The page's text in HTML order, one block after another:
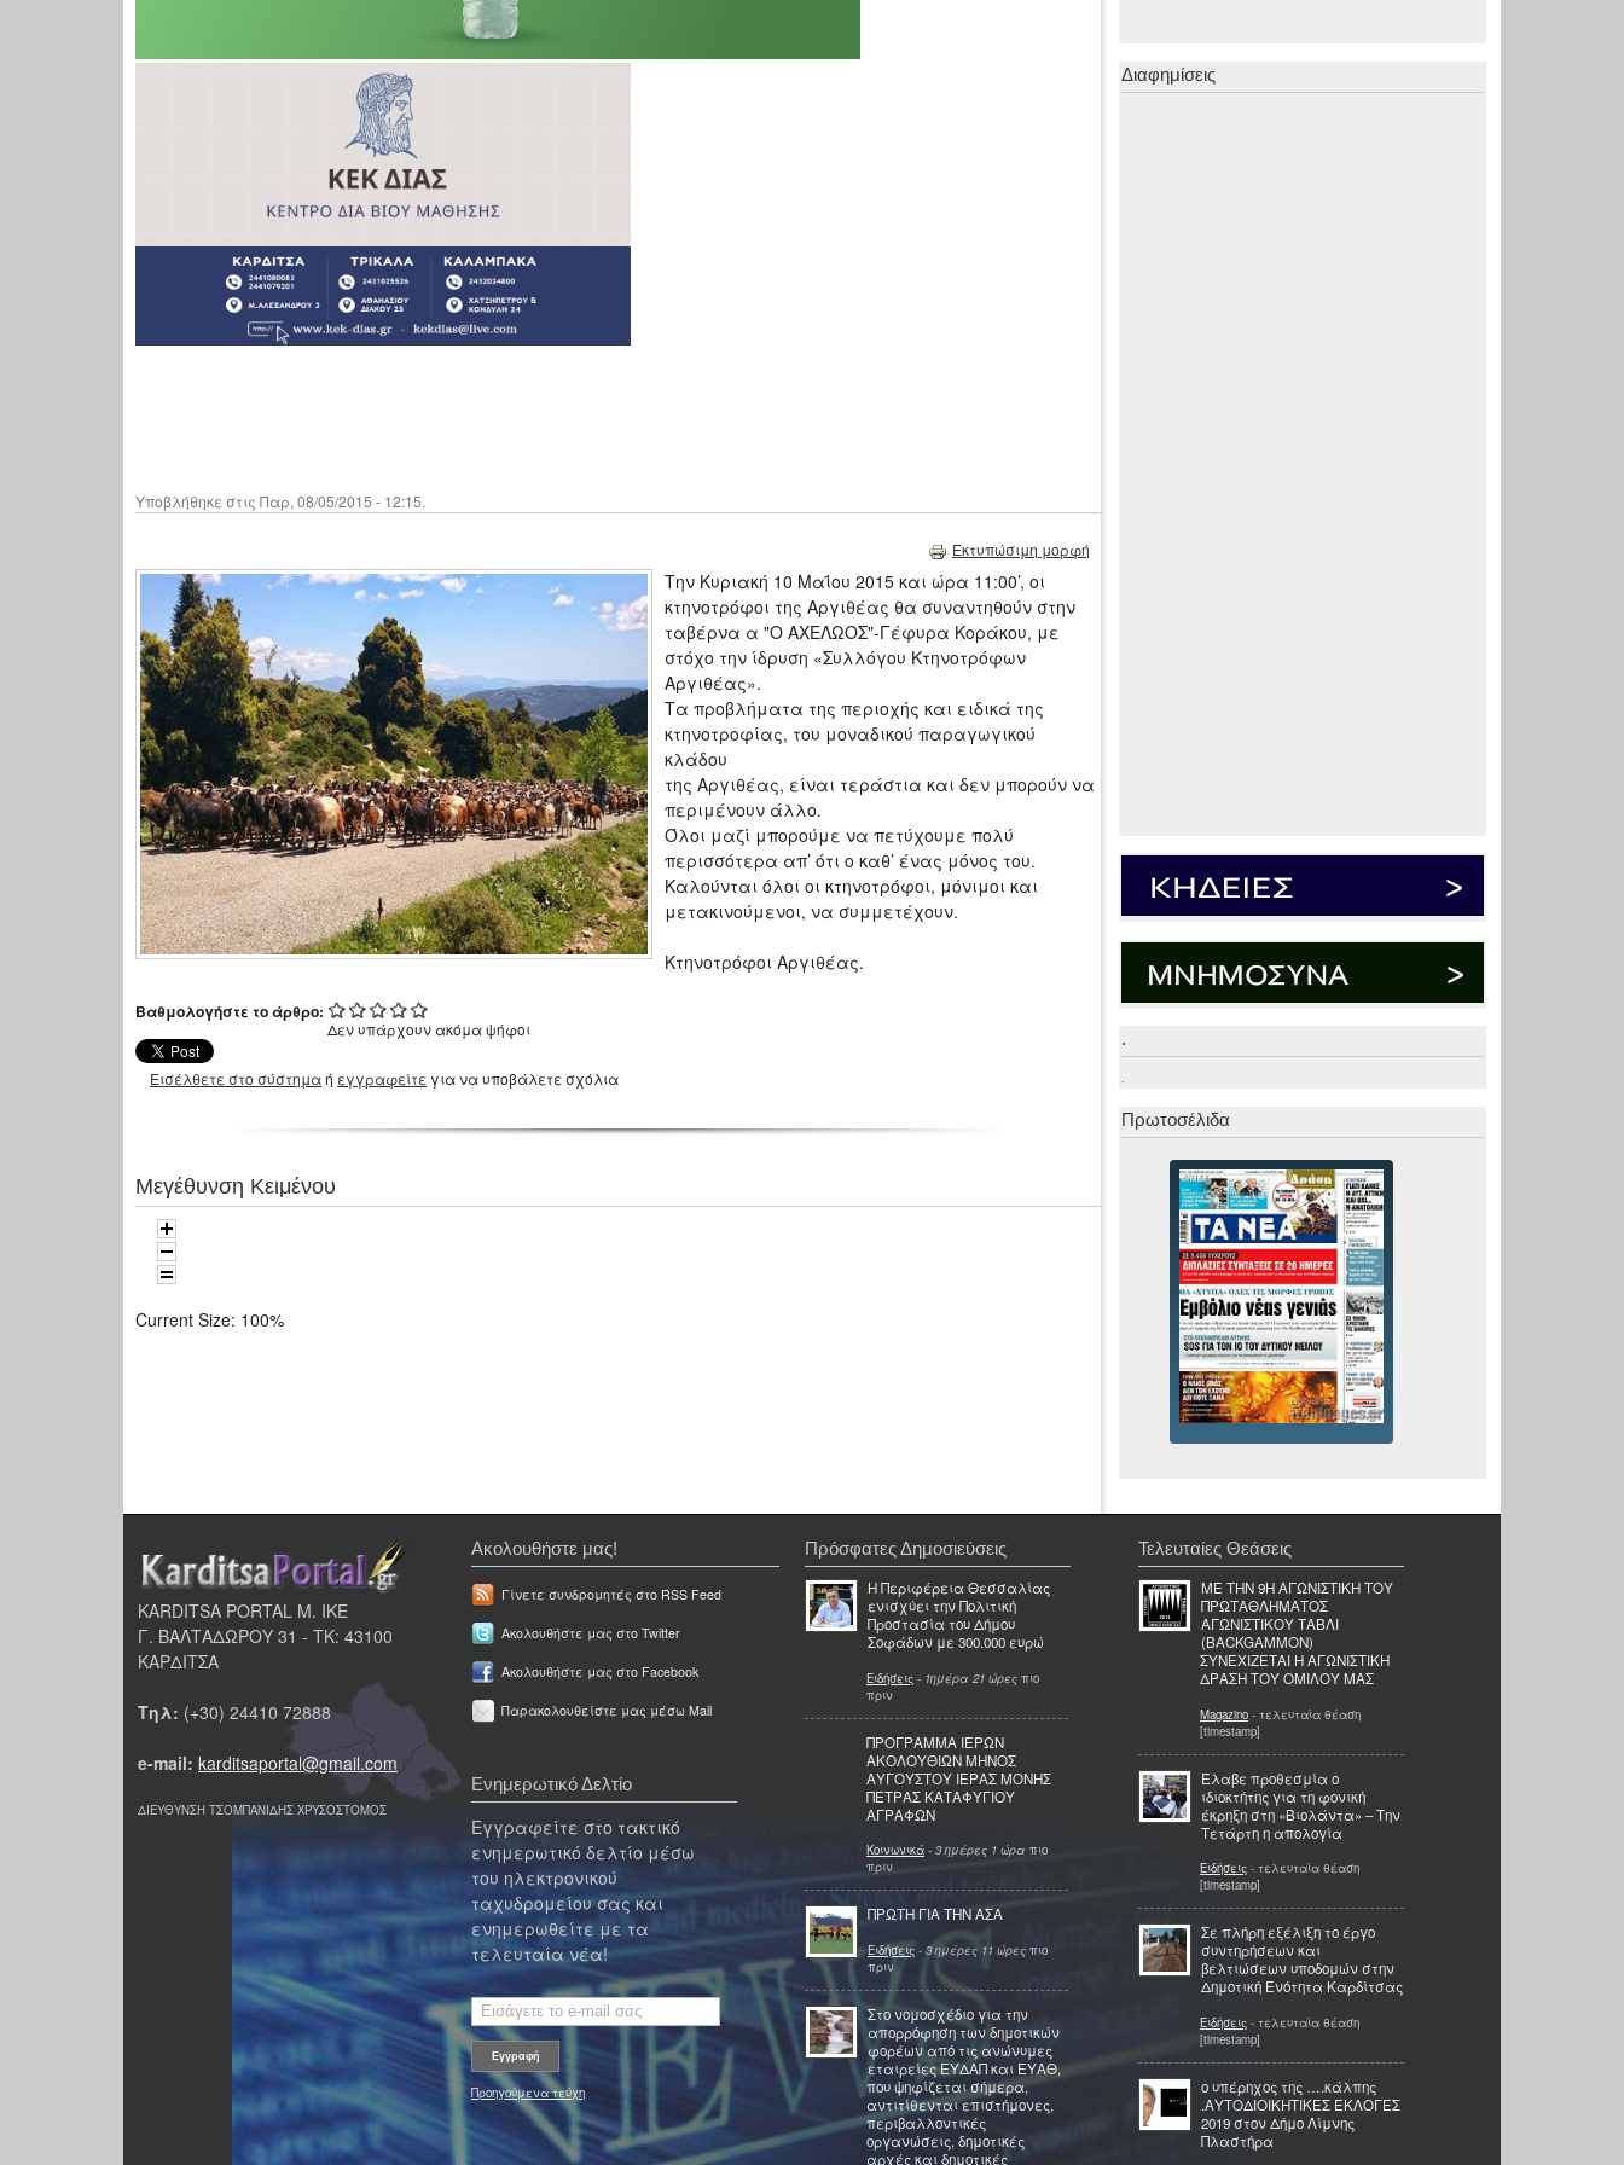
Υποβλήθηκε στις Παρ, 08/05/2015 - 12:15.
Εκτυπώσιμη μορφή
Την Κυριακή 10 Μαΐου 2015 και ώρα 11:00’, οι
κτηνοτρόφοι της Αργιθέας θα συναντηθούν στην
ταβέρνα α "Ο ΑΧΕΛΩΟΣ"-Γέφυρα Κοράκου, με
στόχο την ίδρυση «Συλλόγου Κτηνοτρόφων
Αργιθέας».
Τα προβλήματα της περιοχής και ειδικά της
κτηνοτροφίας, του μοναδικού παραγωγικού
κλάδου
της Αργιθέας, είναι τεράστια και δεν μπορούν να
περιμένουν άλλο.
Όλοι μαζί μπορούμε να πετύχουμε πολύ
περισσότερα απ’ ότι ο καθ’ ένας μόνος του.
Καλούνται όλοι οι κτηνοτρόφοι, μόνιμοι και
μετακινούμενοι, να συμμετέχουν.
Κτηνοτρόφοι Αργιθέας.
Βαθμολογήστε το άρθρο:
Δεν υπάρχουν ακόμα ψήφοι
Εισέλθετε στο σύστημαή εγγραφείτε για να υποβάλετε σχόλια
Μεγέθυνση Κειμένου
Current Size: 100%
Διαφημίσεις
.
.
Πρωτοσέλιδα
KARDITSA PORTAL Μ. ΙΚΕ
Γ. ΒΑΛΤΑΔΩΡΟΥ 31 - ΤΚ: 43100
ΚΑΡΔΙΤΣΑ
Τηλ: (+30) 24410 72888
e-mail: karditsaportal@gmail.com
ΔΙΕΥΘΥΝΣΗ ΤΣΟΜΠΑΝΙΔΗΣ ΧΡΥΣΟΣΤΟΜΟΣ
Ακολουθήστε μας!
Γίνετε συνδρομητές στο RSS Feed
Ακολουθήστε μας στο Twitter
Ακολουθήστε μας στο Facebook
Παρακολουθείστε μας μέσω Mail
Ενημερωτικό Δελτίο
Εγγραφείτε στο τακτικό
ενημερωτικό δελτίο μέσω
του ηλεκτρονικού
ταχυδρομείου σας και
ενημερωθείτε με τα
τελευταία νέα!
Προηγούμενα τεύχη
Πρόσφατες Δημοσιεύσεις
Η Περιφέρεια Θεσσαλίας
ενισχύει την Πολιτική
Προστασία του Δήμου
Σοφάδων με 300.000 ευρώ
Ειδήσεις - 1ημέρα 21 ώρες πιο
πριν
ΠΡΟΓΡΑΜΜΑ ΙΕΡΩΝ
ΑΚΟΛΟΥΘΙΩΝ ΜΗΝΟΣ
ΑΥΓΟΥΣΤΟΥ ΙΕΡΑΣ ΜΟΝΗΣ
ΠΕΤΡΑΣ ΚΑΤΑΦΥΓΙΟΥ
ΑΓΡΑΦΩΝ
Κοινωνικά - 3 ημέρες 1 ώρα πιο
πριν
ΠΡΩΤΗ ΓΙΑ ΤΗΝ ΑΣΑ
Ειδήσεις - 3 ημέρες 11 ώρες πιο
πριν
Στο νομοσχέδιο για την
απορρόφηση των δημοτικών
φορέων από τις ανώνυμες
εταιρείες ΕΥΔΑΠ και ΕΥΑΘ,
που ψηφίζεται σήμερα,
αντιτίθενται επιστήμονες,
περιβαλλοντικές
οργανώσεις, δημοτικές
αρχές και δημοτικές
Τελευταίες Θεάσεις
ΜΕ ΤΗΝ 9Η ΑΓΩΝΙΣΤΙΚH ΤΟΥ
ΠΡΩΤΑΘΛHΜΑΤΟΣ
ΑΓΩΝΙΣΤΙΚΟY ΤAΒΛΙ
(BACKGAMMON)
ΣΥΝΕΧIΖΕΤΑΙ Η ΑΓΩΝΙΣΤΙΚH
ΔΡAΣΗ ΤΟΥ ΟΜIΛΟΥ ΜΑΣ
Magazino - τελευταία θέαση
[timestamp]
Έλαβε προθεσμία ο
ιδιοκτήτης για τη φονική
έκρηξη στη «Βιολάντα» – Την
Τετάρτη η απολογία
Ειδήσεις - τελευταία θέαση
[timestamp]
Σε πλήρη εξέλιξη το έργο
συντηρήσεων και
βελτιώσεων υποδομών στην
Δημοτική Ενότητα Καρδίτσας
Ειδήσεις - τελευταία θέαση
[timestamp]
ο υπέρηχος της ….κάλπης
.ΑΥΤΟΔΙΟΙΚΗΤΙΚΕΣ ΕΚΛΟΓΕΣ
2019 στον Δήμο Λίμνης
Πλαστήρα